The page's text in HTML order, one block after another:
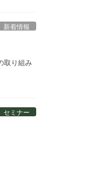
新着情報
取り組み
セミナー